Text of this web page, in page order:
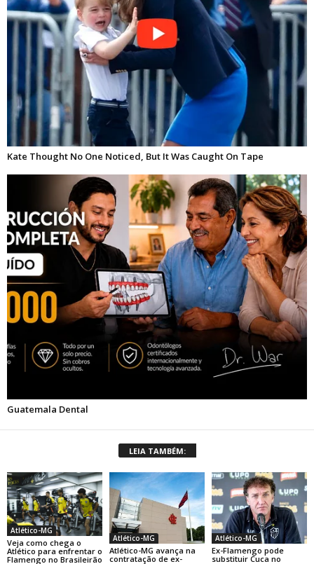
LEIA TAMBÉM:
Atlético-MG
Veja como chega o
Atlético para enfrentar o
Flamengo no Brasileirão
Atlético-MG
Atlético-MG avança na
contratação de ex-
Atlético-MG
Ex-Flamengo pode
substituir Cuca no